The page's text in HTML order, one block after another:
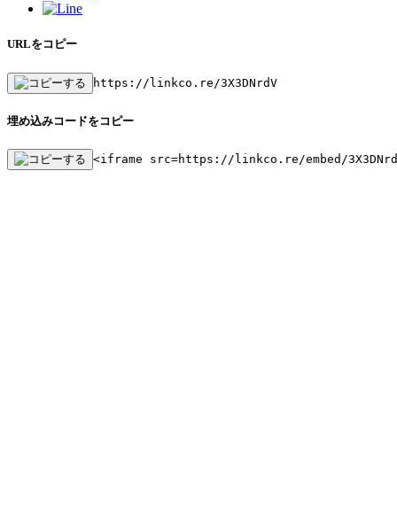
URLをコピー
https://linkco.re/3X3DNrdV
埋め込みコードをコピー
<iframe src=https://linkco.re/embed/